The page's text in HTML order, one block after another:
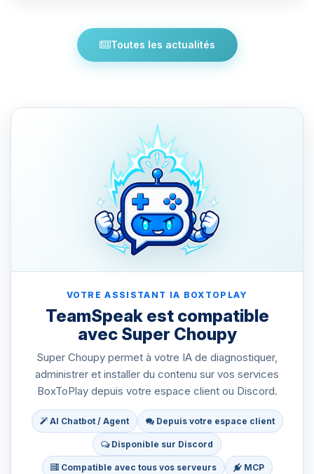
Toutes les actualités
VOTRE ASSISTANT IA BOXTOPLAY
TeamSpeak est compatible
avec Super Choupy
Super Choupy permet à votre IA de diagnostiquer,
administrer et installer du contenu sur vos services
BoxToPlay depuis votre espace client ou Discord.
AI Chatbot / Agent Depuis votre espace client
Disponible sur Discord
Compatible avec tous vos serveurs MCP